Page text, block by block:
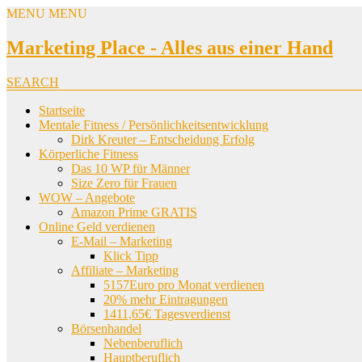
MENU MENU
Marketing Place - Alles aus einer Hand
SEARCH
Startseite
Mentale Fitness / Persönlichkeitsentwicklung
Dirk Kreuter – Entscheidung Erfolg
Körperliche Fitness
Das 10 WP für Männer
Size Zero für Frauen
WOW – Angebote
Amazon Prime GRATIS
Online Geld verdienen
E-Mail – Marketing
Klick Tipp
Affiliate – Marketing
5157Euro pro Monat verdienen
20% mehr Eintragungen
1411,65€ Tagesverdienst
Börsenhandel
Nebenberuflich
Hauptberuflich